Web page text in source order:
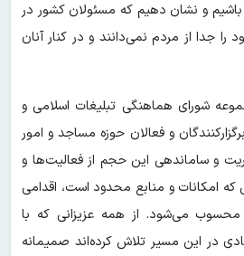
و نشان دهیم که مسئولان کشور در
جدا از مردم نمی‌دانند و در کنار آنان
شورای هماهنگی تبلیغات اسلامی و
و فعالان حوزه مساجد و امور
و ساماندهی این حجم از فعالیت‌ها و
که امکانات و منابع محدود است، اقدامی
محسوب می‌شود. از همه عزیزانی که با
در این مسیر تلاش کرده‌اند صمیمانه